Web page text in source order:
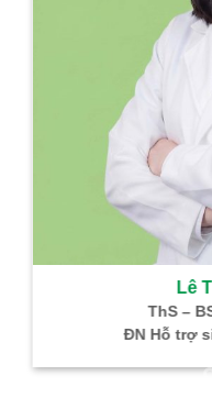
Lê
ThS –
ĐN Hỗ trợ